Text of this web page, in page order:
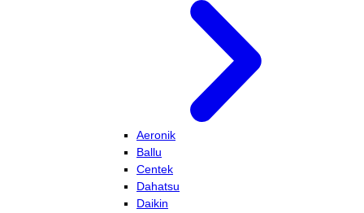
Aeronik
Ballu
Centek
Dahatsu
Daikin